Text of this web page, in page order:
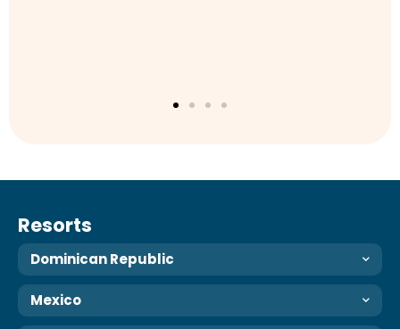
Resorts
Dominican Republic
Mexico